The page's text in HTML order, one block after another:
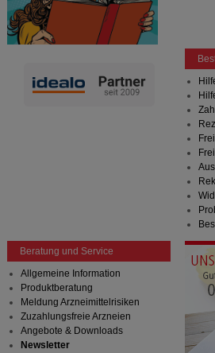
Beratung und Service
Allgemeine Information
Produktberatung
Meldung Arzneimittelrisiken
Zuzahlungsfreie Arzneien
Angebote & Downloads
Newsletter